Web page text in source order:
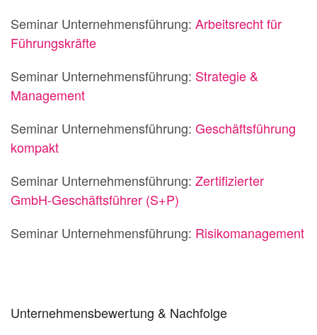
Seminar Unternehmensführung: Arbeitsrecht für
Führungskräfte
Seminar Unternehmensführung: Strategie &
Management
Seminar Unternehmensführung: Geschäftsführung
kompakt
Seminar Unternehmensführung: Zertifizierter
GmbH-Geschäftsführer (S+P)
Seminar Unternehmensführung: Risikomanagement
Unternehmensbewertung & Nachfolge